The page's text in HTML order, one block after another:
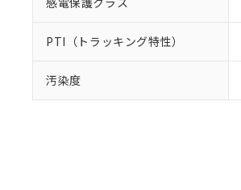
PTI（トラッキング特性）
汚染度